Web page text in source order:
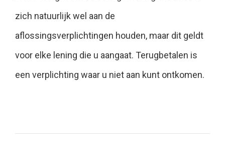
zich natuurlijk wel aan de
aflossingsverplichtingen houden, maar dit geldt
voor elke lening die u aangaat. Terugbetalen is
een verplichting waar u niet aan kunt ontkomen.